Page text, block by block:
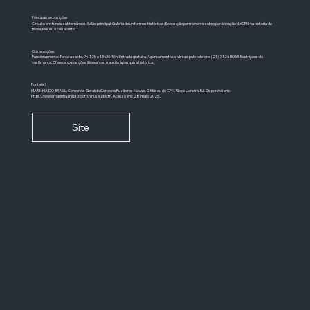
Principais exposições
Circuito em túneis subterrâneos; Salão principal; Galeria de uniformes históricos; Exposição permanente sobre participação do CFN na história do
Brasil; Museu a céu aberto.
Observações
Funcionamento: Terça a sexta, 9h-12h e 13h30-16h. Entrada gratuita. Agendamento de visitas pelo telefone (21) 2126-5053. Restrições de
vestimenta. Oferece exposições itinerantes e auxílio à pesquisa histórica.
Fonte(s)
MARINHA DO BRASIL. Comando-Geral do Corpo de Fuzileiros Navais. O Museu do CFN. Rio de Janeiro, RJ. Disponível em:
https://www.marinha.mil.br/cgcfn/museudocfn. Acesso em: 28 maio 2025..
Site